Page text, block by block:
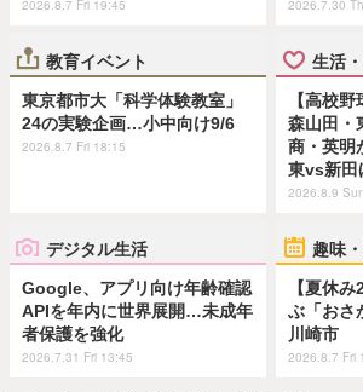
2026.8.7 Fri 19:45 2026.7.30
教育イベント
東京都市大「科学体験教室」
24の実験企画…小中向け9/6
2026.8.7 Fri 18:15
生活
【高校
森山田・
商・英明
東vs新田
2026.8.9
デジタル生活
Google、アプリ向け年齢確認
APIを年内に世界展開…未成年
者保護を強化
2026.7.31 Fri 13:45
趣味
【夏休
ぶ「おさ
川崎市
2026.8.7 Fri